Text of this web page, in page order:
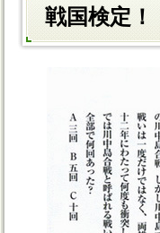
戦国検定！